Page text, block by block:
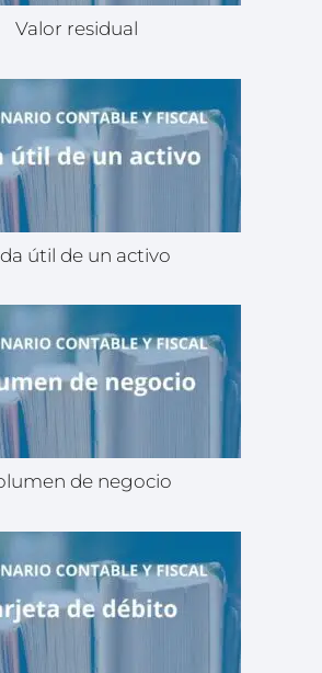
Valor residual
útil de un activo
de negocio